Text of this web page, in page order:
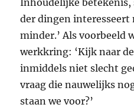
der dingen interesseert
minder.’ Als voorbeeld
werkkring: ‘Kijk naar
inmiddels niet slecht
vraag die nauwelijks
staan we voor?’